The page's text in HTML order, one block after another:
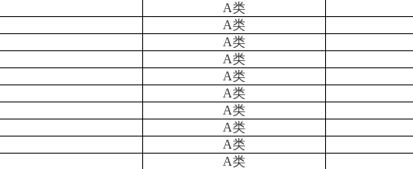
A类
A类
A类
A类
A类
A类
A类
A类
A类
A类